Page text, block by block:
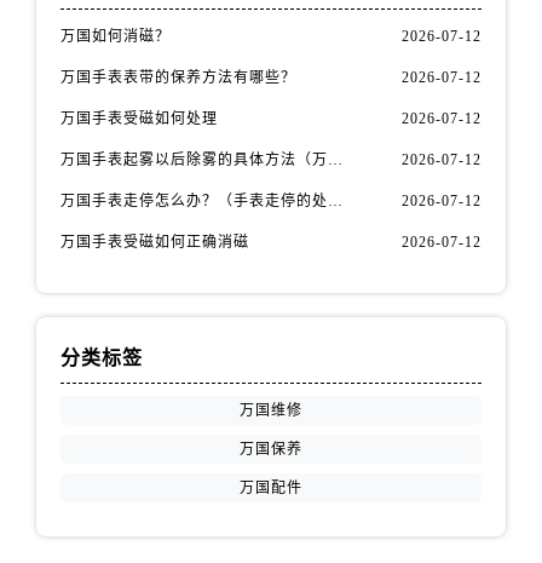
江西省南昌市红谷滩新区红谷中大道998号绿地双子塔（中央广场）A1座办公楼14层1407室万国售后服务中心（需提前预约）
江西省新余市渝水区北湖西路万国售后服务中心（需提前预约）
山东省莱芜市文化南路8号银座商城名表维修一楼名表维修万国售后服务中心（需提前预约）
万国如何消磁？ 2026-07-12
万国手表表带的保养方法有哪些？ 2026-07-12
万国手表受磁如何处理 2026-07-12
万国手表起雾以后除雾的具体方法（万国手表起雾解决办法） 2026-07-12
万国手表走停怎么办？（手表走停的处理方法） 2026-07-12
万国手表受磁如何正确消磁 2026-07-12
分类标签
万国维修
万国保养
万国配件